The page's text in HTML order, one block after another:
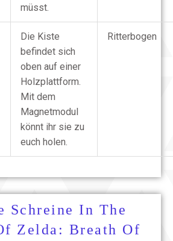
müsst.
Die Kiste
befindet sich
oben auf einer
Holzplattform.
Mit dem
Magnetmodul
könnt ihr sie zu
euch holen.
Ritterbogen
Schreine In The
Zelda: Breath Of